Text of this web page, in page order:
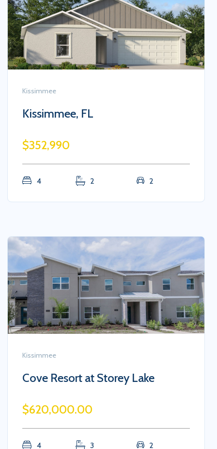
Kissimmee
Kissimmee, FL
$352,990
4 2 2
Kissimmee
Cove Resort at Storey Lake
$620,000.00
4 3 2